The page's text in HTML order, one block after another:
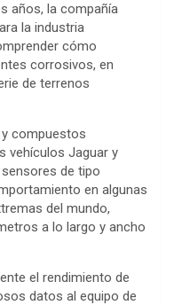
años, la compañía
la industria
cómo
corrosivos, en
de terrenos
compuestos
vehículos Jaguar y
de tipo
en algunas
del mundo,
a lo largo y ancho
el rendimiento de
datos al equipo de